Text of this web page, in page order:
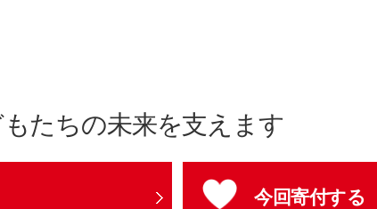
たちの未来を支えます
今回寄付する